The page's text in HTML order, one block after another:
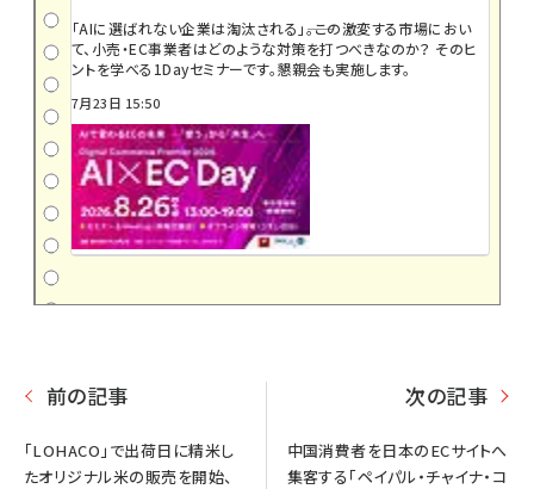
「AIに選ばれない企業は淘汰される」――。この激変する市場におい
て、小売・EC事業者はどのような対策を打つべきなのか？ そのヒ
ントを学べる1Dayセミナーです。懇親会も実施します。
7月23日 15:50
前の記事
「LOHACO」で出荷日に精米し
たオリジナル米の販売を開始、
次の記事
中国消費者を日本のECサイトへ
集客する「ペイパル・チャイナ・コ